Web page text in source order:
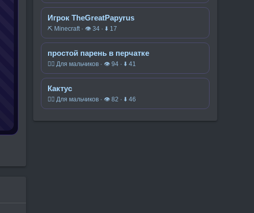
Игрок TheGreatPapyrus
⛏️ Minecraft · 👁 34 · ⬇ 17
простой парень в перчатке
🧍‍♂️ Для мальчиков · 👁 94 · ⬇ 41
Кактус
🧍‍♂️ Для мальчиков · 👁 82 · ⬇ 46